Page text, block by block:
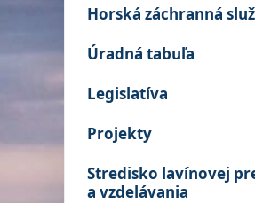
Horská záchranná
Úradná tabuľa
Legislatíva
Projekty
Stredisko lavínovej
a vzdelávania